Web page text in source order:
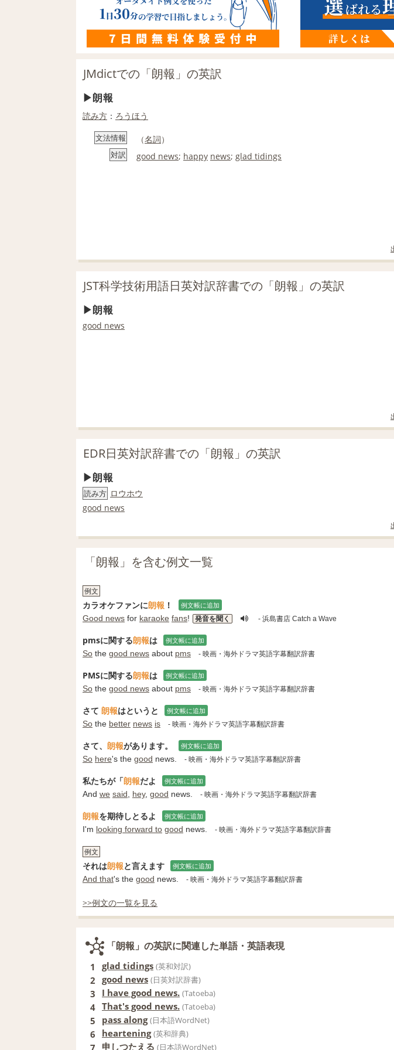
JMdictでの「朗報」の英訳
朗報
読み方 ： ろうほう
文法情報 （名詞）
対訳 good news; happy news; glad tidings
JST科学技術用語日英対訳辞書での「朗報」の英訳
朗報
good news
EDR日英対訳辞書での「朗報」の英訳
朗報
読み方 ロウホウ
good news
「朗報」を含む例文一覧
例文
カラオケファンに朗報 ！ 例文帳に追加
Good news for karaoke fans! 発音を聞く - 浜島書店 Catch a Wave
pmsに関する朗報は 例文帳に追加
So the good news about pms - 映画・海外ドラマ英語字幕翻訳辞書
PMSに関する朗報は 例文帳に追加
So the good news about pms - 映画・海外ドラマ英語字幕翻訳辞書
さて 朗報はというと 例文帳に追加
So the better news is - 映画・海外ドラマ英語字幕翻訳辞書
さて、 朗報があります。 例文帳に追加
So here's the good news. - 映画・海外ドラマ英語字幕翻訳辞書
私たちが「朗報だよ 例文帳に追加
And we said hey, good news. - 映画・海外ドラマ英語字幕翻訳辞書
朗報を期待しとるよ 例文帳に追加
I'm looking forward to good news. - 映画・海外ドラマ英語字幕翻訳辞書
例文
それは朗報と言えます 例文帳に追加
And that's the good news. - 映画・海外ドラマ英語字幕翻訳辞書
>>例文の一覧を見る
「朗報」の英訳に関連した単語・英語表現
1 glad tidings (英和対訳)
2 good news (日英対訳辞書)
3 I have good news. (Tatoeba)
4 That's good news. (Tatoeba)
5 pass along (日本語WordNet)
6 heartening (英和辞典)
7 申しつたえる (日本語WordNet)